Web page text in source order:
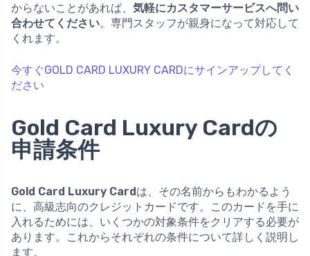
からないことがあれば、 気軽にカスタマーサービスへ問い
合わせてください。専門スタッフが親身になって対応して
くれます。
今すぐGOLD CARD LUXURY CARDにサインアップしてく
ださい
Gold Card Luxury Cardの
申請条件
Gold Card Luxury Cardは、その名前からもわかるよう
に、高級志向のクレジットカードです。このカードを手に
入れるためには、いくつかの対象条件をクリアする必要が
あります。これからそれぞれの条件について詳しく説明し
ます。